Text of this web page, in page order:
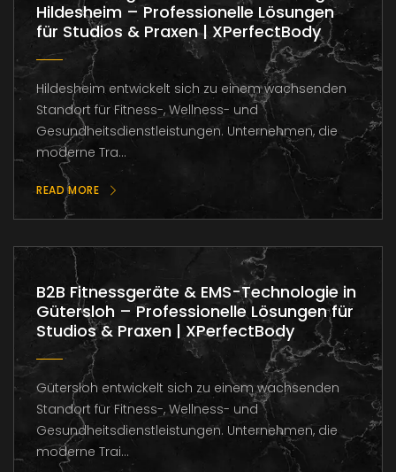
Hildesheim – Professionelle Lösungen
für Studios & Praxen | XPerfectBody
Hildesheim entwickelt sich zu einem wachsenden
Standort für Fitness-, Wellness- und
Gesundheitsdienstleistungen. Unternehmen, die
moderne Tra...
READ MORE
B2B Fitnessgeräte & EMS-Technologie in
Gütersloh – Professionelle Lösungen für
Studios & Praxen | XPerfectBody
Gütersloh entwickelt sich zu einem wachsenden
Standort für Fitness-, Wellness- und
Gesundheitsdienstleistungen. Unternehmen, die
moderne Trai...